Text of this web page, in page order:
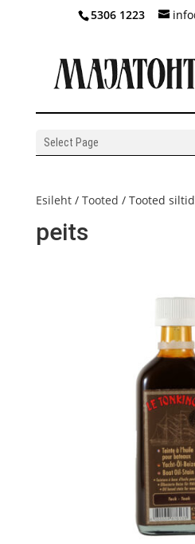
5306 1223
Select Page
Esileht/ Tooted / Tooted
peits